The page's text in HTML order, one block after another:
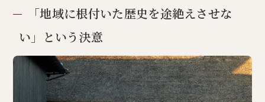
「地域に根付いた歴史を途絶えさせな
い」という決意